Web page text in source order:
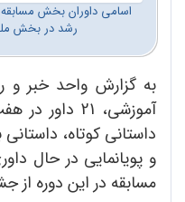
اسامی داوران بخش مسابقه
رشد در بخش
به گزارش واحد خبر و
آموزشی، 21
داستانی کوتاه،
مسابقه در این دوره از